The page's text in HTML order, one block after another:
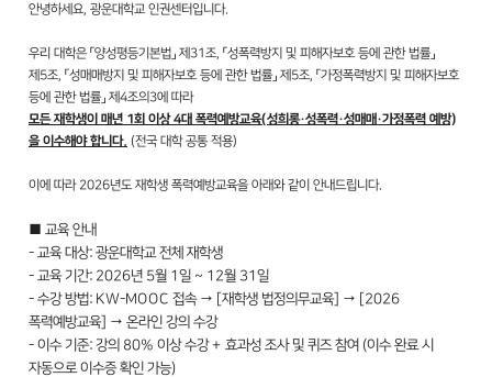
안녕하세요, 광운대학교 인권센터입니다.
우리 대학은 「양성평등기본법」 제31조, 「성폭력방지 및 피해자보호 등에 관한 법률」
제5조, 「성매매방지 및 피해자보호 등에 관한 법률」 제5조, 「가정폭력방지 및 피해자보호
등에 관한 법률」 제4조의3에 따라
모든 재학생이 매년 1회 이상 4대 폭력예방교육(성희롱·성폭력·성매매·가정폭력 예방)
을 이수해야 합니다. (전국 대학 공통 적용)
이에 따라 2026년도 재학생 폭력예방교육을 아래와 같이 안내드립니다.
■ 교육 안내
- 교육 대상: 광운대학교 전체 재학생
- 교육 기간: 2026년 5월 1일 ~ 12월 31일
- 수강 방법: KW-MOOC 접속 → [재학생 법정의무교육] → [2026
폭력예방교육] → 온라인 강의 수강
- 이수 기준: 강의 80% 이상 수강 + 효과성 조사 및 퀴즈 참여 (이수 완료 시
자동으로 이수증 확인 가능)